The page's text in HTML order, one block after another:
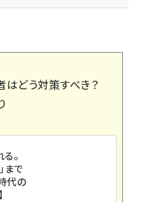
どう対策すべき？
。
まで
代の